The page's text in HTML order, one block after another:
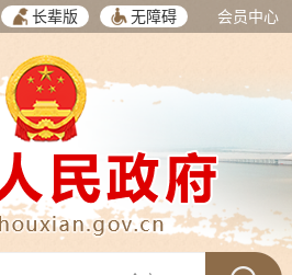
长辈版 无障碍 会员中心